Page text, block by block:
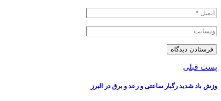
پست قبلی
وزش باد شدید رگبار ساعتی و رعد و برق در البرز